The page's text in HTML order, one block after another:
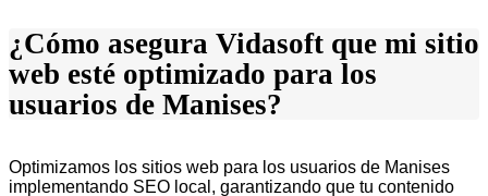
¿Cómo asegura Vidasoft que mi sitio
web esté optimizado para los
usuarios de Manises?
Optimizamos los sitios web para los usuarios de Manises
implementando SEO local, garantizando que tu contenido